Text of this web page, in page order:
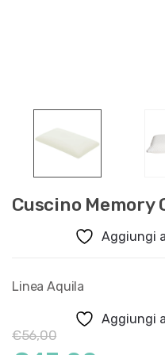
Cuscino Memory
Aggiungi
Linea Aquila
Aggiungi
€56,00